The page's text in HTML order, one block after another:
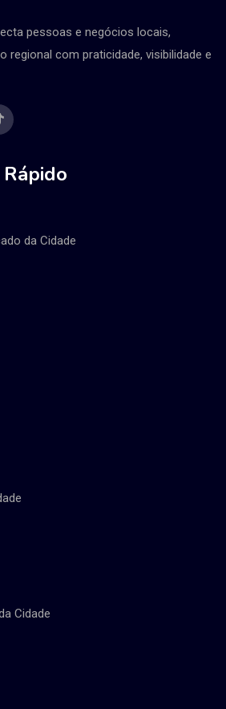
pessoas e negócios locais,
regional com praticidade, visibilidade e
da Cidade
Cidade